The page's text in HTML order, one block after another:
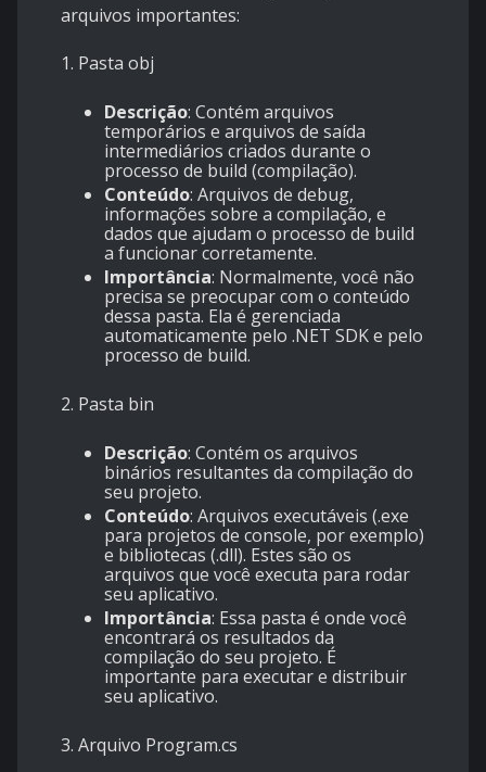
arquivos importantes:
1. Pasta obj
Descrição: Contém arquivos
temporários e arquivos de saída
intermediários criados durante o
processo de build (compilação).
Conteúdo: Arquivos de debug,
informações sobre a compilação, e
dados que ajudam o processo de build
a funcionar corretamente.
Importância: Normalmente, você não
precisa se preocupar com o conteúdo
dessa pasta. Ela é gerenciada
automaticamente pelo .NET SDK e pelo
processo de build.
2. Pasta bin
Descrição: Contém os arquivos
binários resultantes da compilação do
seu projeto.
Conteúdo: Arquivos executáveis (.exe
para projetos de console, por exemplo)
e bibliotecas (.dll). Estes são os
arquivos que você executa para rodar
seu aplicativo.
Importância: Essa pasta é onde você
encontrará os resultados da
compilação do seu projeto. É
importante para executar e distribuir
seu aplicativo.
3. Arquivo Program.cs